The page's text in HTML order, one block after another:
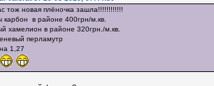
тож новая плёночка зашла!!!!!!!!!!!!
карбон в районе 400грн/м.кв.
хамелион в районе 320грн./м.кв.
перламутр
1,27